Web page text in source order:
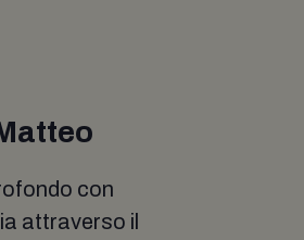
con
attraverso il